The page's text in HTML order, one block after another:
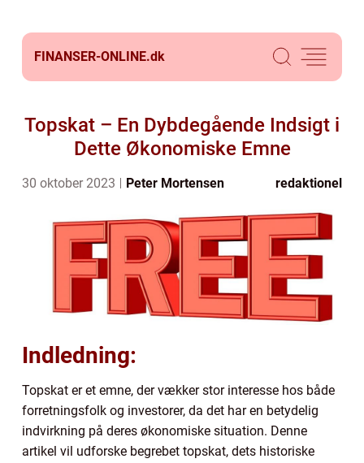
FINANSER-ONLINE.dk
Topskat – En Dybdegående Indsigt i
Dette Økonomiske Emne
30 oktober 2023 Peter Mortensen redaktionel
Indledning:
Topskat er et emne, der vækker stor interesse hos både
forretningsfolk og investorer, da det har en betydelig
indvirkning på deres økonomiske situation. Denne
artikel vil udforske begrebet topskat, dets historiske